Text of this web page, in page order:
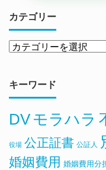
カテゴリー
キーワード
DV モラハラ
役場 公正証書 公証人
婚姻費用 婚姻費用分